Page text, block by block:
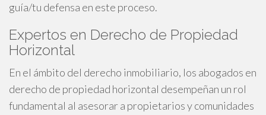
guía/tu defensa en este proceso.
Expertos en Derecho de Propiedad
Horizontal
En el ámbito del derecho inmobiliario, los abogados en
derecho de propiedad horizontal desempeñan un rol
fundamental al asesorar a propietarios y comunidades